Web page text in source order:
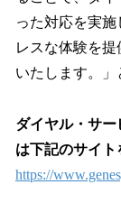
った対応を実
レスな体験を
いたします。」
ダイヤル・サー
は下記のサイト
https://